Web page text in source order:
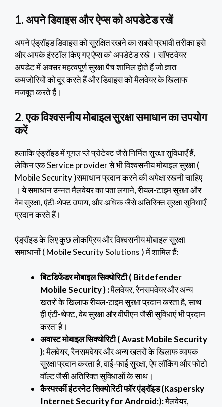
1. अपने डिवाइस और ऐप्स को अपडेटेड रखें
अपने एंड्रॉइड डिवाइस को सुरक्षित रखने का सबसे प्रभावी तरीका इसे
और आपके इंस्टॉल किए गए ऐप्स को अपडेटेड रखे । सॉफ्टवेयर
अपडेट में अक्सर महत्वपूर्ण सुरक्षा पैच शामिल होते हैं जो ज्ञात
कमजोरियों को दूर करते हैं और डिवाइस को मैलवेयर के खिलाफ
मजबूत करते हैं।
2. एक विश्वसनीय मोबाइल सुरक्षा समाधान का उपयोग
करें
हलाकि एंड्रॉइड में गूगल प्ले प्रोटेक्ट जैसे निर्मित सुरक्षा सुविधाएँ हैं,
लेकिन एक Service provider से भी विश्वसनीय मोबाइल सुरक्षा (
Mobile Security )समाधान प्रदान करने की अपेक्षा रखनी चाहिए
। ये समाधान उन्नत मैलवेयर का पता लगाने, रीयल-टाइम सुरक्षा और
वेब सुरक्षा, एंटी-थेफ्ट उपाय, और अधिक जैसे अतिरिक्त सुरक्षा सुविधाएँ
प्रदान करते हैं।
एंड्रॉइड के लिए कुछ लोकप्रिय और विश्वसनीय मोबाइल सुरक्षा
समाधानों ( Mobile Security Solutions ) में शामिल हैं:
बिटडिफेंडर मोबाइल सिक्योरिटी ( Bitdefender
Mobile Security ) :मैलवेयर, रैनसमवेयर और अन्य
खतरों के खिलाफ रीयल-टाइम सुरक्षा प्रदान करता है, साथ
ही एंटी-थेफ्ट, वेब सुरक्षा और वीपीएन जैसी सुविधाएं भी प्रदान
करता है।
अवास्ट मोबाइल सिक्योरिटी( Avast Mobile Security
):मैलवेयर, रैनसमवेयर और अन्य खतरों के खिलाफ व्यापक
सुरक्षा प्रदान करता है, वाई-फाई सुरक्षा, ऐप लॉकिंग और फोटो
वॉल्ट जैसी अतिरिक्त सुविधाओं के साथ।
कैस्पर्स्की इंटरनेट सिक्योरिटी फॉर एंड्रॉइड (Kaspersky
Internet Security for Android:):मैलवेयर,